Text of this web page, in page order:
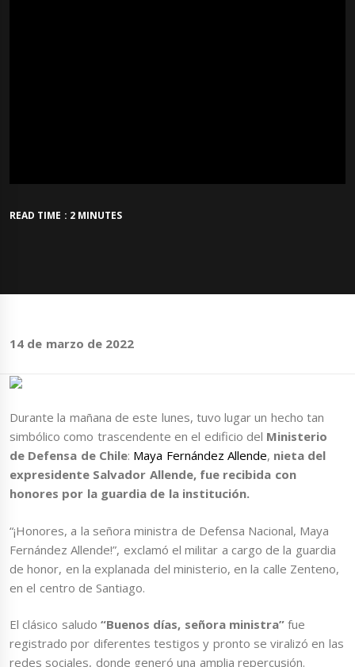
READ TIME : 2 MINUTES
14 de marzo de 2022
Durante la mañana de este lunes, tuvo lugar un hecho tan
simbólico como trascendente en el edificio del Ministerio
de Defensa de Chile: Maya Fernández Allende, nieta del
expresidente Salvador Allende, fue recibida con
honores por la guardia de la institución.
“¡Honores, a la señora ministra de Defensa Nacional, Maya
Fernández Allende!”, exclamó el militar a cargo de la guardia
de honor, en la explanada del ministerio, en la calle Zenteno,
en el centro de Santiago.
El clásico saludo “Buenos días, señora ministra”fue
registrado por diferentes testigos y pronto se viralizó en las
redes sociales, donde generó una amplia repercusión.